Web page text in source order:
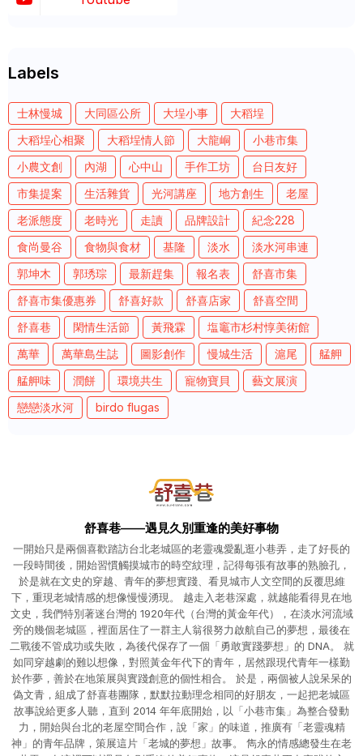
Labels
士林慢城 大同區公所 大埕小事
大稻埕
大稻埕心相聚
大稻埕情人節 大龍峒
小巷市集
小農文創
內湖 心中山 手作工坊
台日友好
市集提案
生活雜貨 光河講座 地方創生
老屋
老派態度
老時光 走讀 品牌設計
紀念228
食尚曼谷
食物與食材 基隆 淡水
淡水河串連
郭坤木
郭琇琮 最新趕集 報名表
舒喜市集
舒喜市集優惠券
舒喜好款 舒喜店家
舒喜空間
舒喜巷
閑情生活節 黃飛霖
塩竈市杉村惇美術館
萬華
萬華島生誌 圖影創作 慢城生活 滬尾
艋舺
艋舺味
潤餅 環境共生 寵物寶貝
藝文展演
戀戀淡水河
birdo flugas
舒喜巷——遇見久別重逢的美好事物
一開始只是兩個喜歡踏訪台北老城區的老靈魂愛亂逛小巷弄，走了好長的
一段時間後，開始習慣觸摸城市的時空紋理，記得每張有故事的熟臉孔，
於是就在文史的穿越、青年的夢想實踐、看見城市人文空間的反覆思維
下，重現老城情感的想像慢慢湧現。 越走入老巷深處，就越能看得見在地
文史，我們特別著迷台灣的 1920年代（台灣的黃金年代），在淡水河流域
旁的幾個老城區，裡面居住了一群主人翁很努力啟航自己的夢想，最後在
二戰後不管成功或失敗，為後代保存了一個「勇敢實踐夢想」的 DNA。 就
如同穿越劇的難以想像，對照黃金年代下的青年，居然跟現代青年一樣勤
於作夢，善於在地策展與實踐創意的個性相合。 於是，兩個被人說呆呆的
偽文青，組成了舒喜巷團隊，默默拉動理念相同的好朋友，一起把老城區
故事說給更多人聽，直到 2014 年年底開始，以「小巷市集」為整合發動
力，開始與台北的老屋空間合作，說「家」的味道，推廣有「老靈魂精
神」的青年品牌，策展這片「老城的夢想」故事。 雋永的情感總發生在老